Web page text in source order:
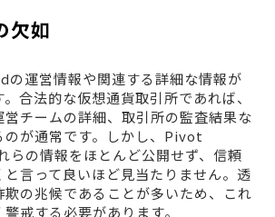
欠如
運営情報や関連する詳細な情報が
合法的な仮想通貨取引所であれば、
チームの詳細、取引所の監査結果な
のが通常です。しかし、Pivot
の情報をほとんど公開せず、信頼
言って良いほど見当たりません。透
の兆候であることが多いため、これ
戒する必要があります。